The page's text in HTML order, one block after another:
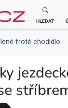
HLEDAT
froté chodidlo